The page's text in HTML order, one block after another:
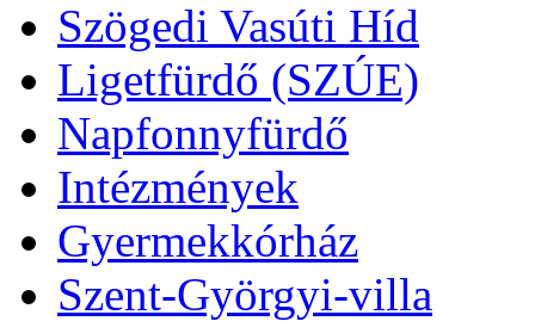
Szögedi Vasúti Híd
Ligetfürdő (SZÚE)
Napfonnyfürdő
Intézmények
Gyermekkórház
Szent-Györgyi-villa